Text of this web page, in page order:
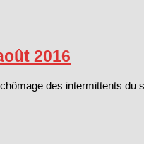
2016
des intermittents